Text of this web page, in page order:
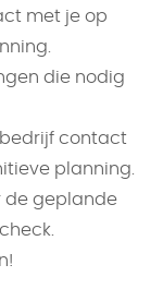
met je op
die nodig
contact
planning.
de geplande